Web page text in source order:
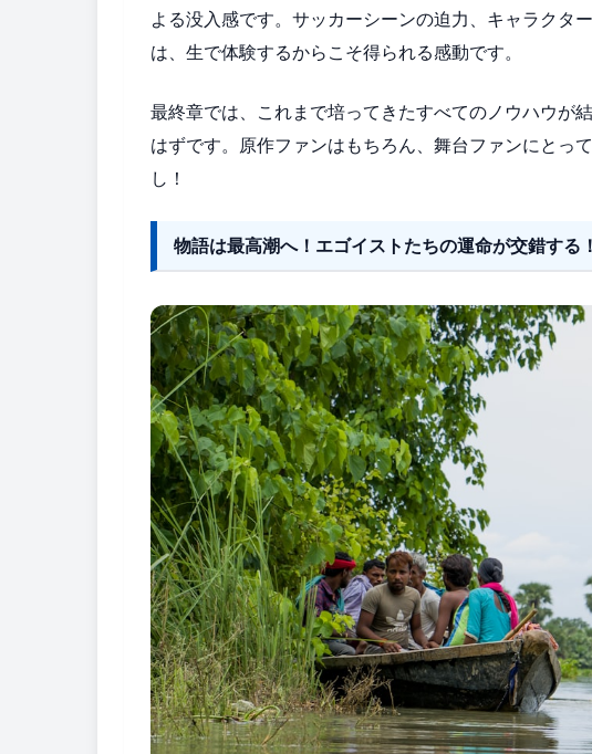
よる没入感です。サッカーシーンの迫力、キャラクタ
は、生で体験するからこそ得られる感動です。
最終章では、これまで培ってきたすべてのノウハウが
はずです。原作ファンはもちろん、舞台ファンにとっ
し！
物語は最高潮へ！エゴイストたちの運命が交錯する！